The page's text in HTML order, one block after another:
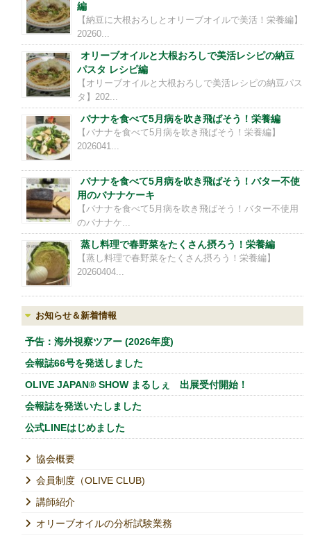
編
【納豆に大根おろしとオリーブオイルで美活！栄養編】
20260...
オリーブオイルと大根おろしで美活レシピの納豆
パスタ レシピ編
【オリーブオイルと大根おろしで美活レシピの納豆パス
タ】202...
バナナを食べて5月病を吹き飛ばそう！栄養編
【バナナを食べて5月病を吹き飛ばそう！栄養編】
2026041...
バナナを食べて5月病を吹き飛ばそう！バター不使
用のバナナケーキ
【バナナを食べて5月病を吹き飛ばそう！バター不使用
のバナナケ...
蒸し料理で春野菜をたくさん摂ろう！栄養編
【蒸し料理で春野菜をたくさん摂ろう！栄養編】
20260404...
お知らせ＆新着情報
予告：海外視察ツアー (2026年度)
会報誌66号を発送しました
OLIVE JAPAN® SHOW まるしぇ 出展受付開始！
会報誌を発送いたしました
公式LINEはじめました
協会概要
会員制度（OLIVE CLUB)
講師紹介
オリーブオイルの分析試験業務